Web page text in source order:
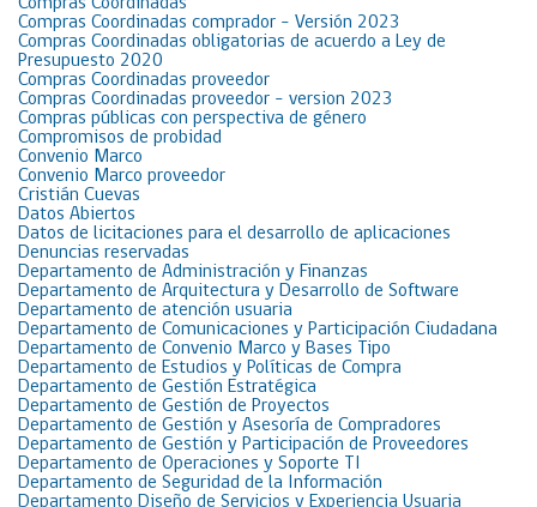
Compras Coordinadas comprador – Versión 2023
Compras Coordinadas obligatorias de acuerdo a Ley de
Presupuesto 2020
Compras Coordinadas proveedor
Compras Coordinadas proveedor – version 2023
Compras públicas con perspectiva de género
Compromisos de probidad
Convenio Marco
Convenio Marco proveedor
Cristián Cuevas
Datos Abiertos
Datos de licitaciones para el desarrollo de aplicaciones
Denuncias reservadas
Departamento de Administración y Finanzas
Departamento de Arquitectura y Desarrollo de Software
Departamento de atención usuaria
Departamento de Comunicaciones y Participación Ciudadana
Departamento de Convenio Marco y Bases Tipo
Departamento de Estudios y Políticas de Compra
Departamento de Gestión Estratégica
Departamento de Gestión de Proyectos
Departamento de Gestión y Asesoría de Compradores
Departamento de Gestión y Participación de Proveedores
Departamento de Operaciones y Soporte TI
Departamento de Seguridad de la Información
Departamento Diseño de Servicios y Experiencia Usuaria